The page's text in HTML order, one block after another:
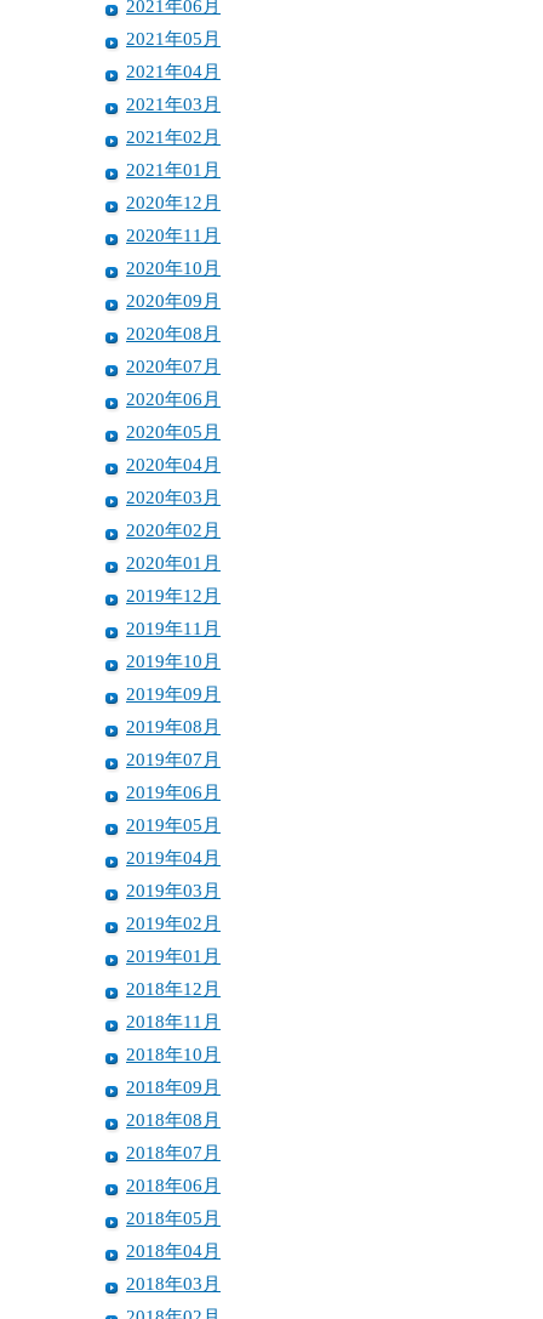
2021年06月
2021年05月
2021年04月
2021年03月
2021年02月
2021年01月
2020年12月
2020年11月
2020年10月
2020年09月
2020年08月
2020年07月
2020年06月
2020年05月
2020年04月
2020年03月
2020年02月
2020年01月
2019年12月
2019年11月
2019年10月
2019年09月
2019年08月
2019年07月
2019年06月
2019年05月
2019年04月
2019年03月
2019年02月
2019年01月
2018年12月
2018年11月
2018年10月
2018年09月
2018年08月
2018年07月
2018年06月
2018年05月
2018年04月
2018年03月